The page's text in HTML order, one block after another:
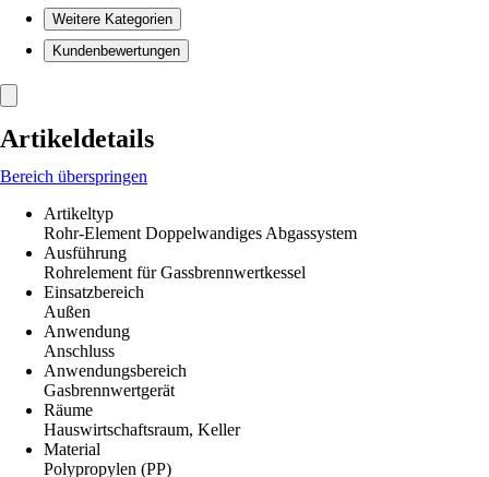
Weitere Kategorien
Kundenbewertungen
Artikeldetails
Bereich überspringen
Artikeltyp
Rohr-Element Doppelwandiges Abgassystem
Ausführung
Rohrelement für Gassbrennwertkessel
Einsatzbereich
Außen
Anwendung
Anschluss
Anwendungsbereich
Gasbrennwertgerät
Räume
Hauswirtschaftsraum, Keller
Material
Polypropylen (PP)